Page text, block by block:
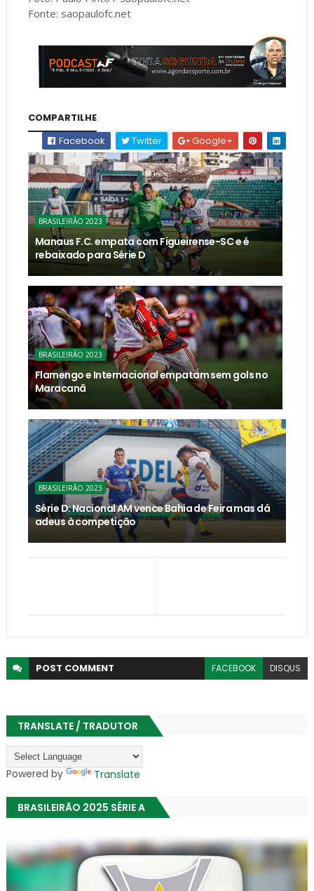
Fonte: saopaulofc.net
COMPARTILHE
Facebook
Twitter Google+
BRASILEIRÃO 2023
Manaus F.C. empata com Figueirense-SC e é
rebaixado para Série D
BRASILEIRÃO 2023
Flamengo e Internacional empatam sem gols no
Maracanã
BRASILEIRÃO 2023
Série D: Nacional AM vence Bahia de Feira mas dá
adeus à competição
POST COMMENT FACEBOOK DISQUS
TRANSLATE / TRADUTOR
Powered by Translate
BRASILEIRÃO 2025 SÉRIE A